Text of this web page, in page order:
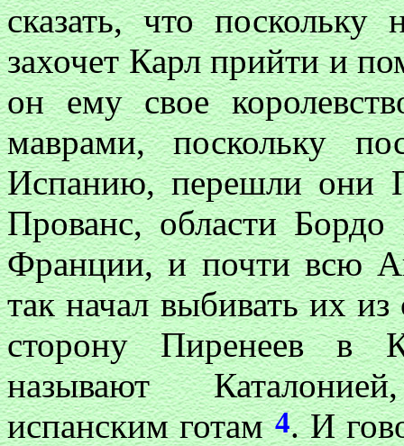
сказать, что
захочет Карл прийти и
он ему свое
маврами, поскольку
Испанию, перешли они
Прованс, области Бордо
Франции, и почти всю
так начал выбивать их
сторону Пиренеев в
называют
испанским готам4. И